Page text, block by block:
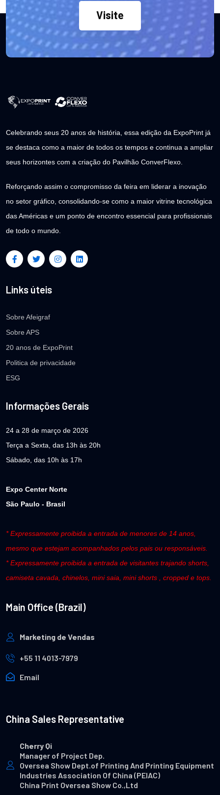
Visite
Celebrando seus 20 anos de história, essa edição da ExpoPrint já
se destaca como a maior de todos os tempos e continua a ampliar
seus horizontes com a criação do Pavilhão ConverFlexo.
Reforçando assim o compromisso da feira em liderar a inovação
no setor gráfico, consolidando-se como a maior vitrine tecnológica
das Américas e um ponto de encontro essencial para profissionais
de todo o mundo.
Links úteis
Sobre Afeigraf
Sobre APS
20 anos de ExpoPrint
Politica de privacidade
ESG
Informações Gerais
24 a 28 de março de 2026
Terça a Sexta, das 13h às 20h
Sábado, das 10h às 17h
Expo Center Norte
São Paulo - Brasil
* Expressamente proibida a entrada de menores de 14 anos,
mesmo que estejam acompanhados pelos pais ou responsáveis.
* Expressamente proibida a entrada de visitantes trajando shorts,
camiseta cavada, chinelos, mini saia, mini shorts , cropped e tops.
Main Office (Brazil)
Marketing de Vendas
+55 11 4013-7979
Email
China Sales Representative
Cherry Qi
Manager of Project Dep.
Oversea Show Dept.of Printing And Printing Equipment
Industries Association Of China (PEIAC)
China Print Oversea Show Co.,Ltd